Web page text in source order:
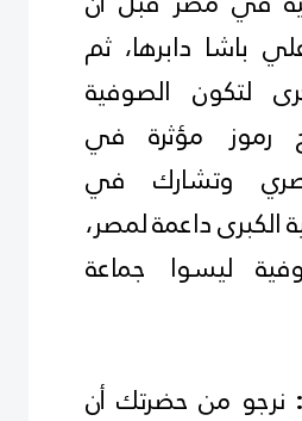
باشا دابرها، ثم
لتكون الصوفية
رموز مؤثرة في
وتشارك في
الكبرى داعمة لمصر،
ليسوا جماعة
نرجو من حضرتك أن